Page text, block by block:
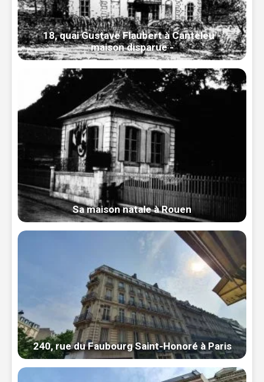
18, quai Gustave Flaubert à Canteleu -
maison disparue -
Sa maison natale à Rouen
240, rue du Faubourg Saint-Honoré à Paris